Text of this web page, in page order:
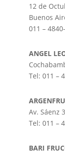
12 de
Buenos
011 –
ANGEL
Tel: 011 –
Av. Sáenz
Tel: 011 –
BARI